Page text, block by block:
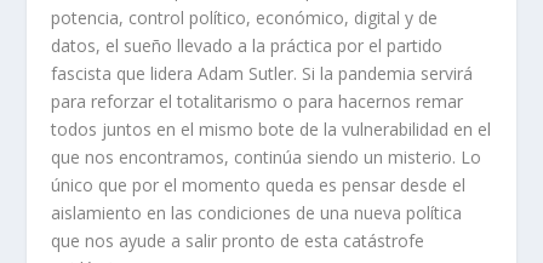
potencia, control político, económico, digital y de
datos, el sueño llevado a la práctica por el partido
fascista que lidera Adam Sutler. Si la pandemia servirá
para reforzar el totalitarismo o para hacernos remar
todos juntos en el mismo bote de la vulnerabilidad en el
que nos encontramos, continúa siendo un misterio. Lo
único que por el momento queda es pensar desde el
aislamiento en las condiciones de una nueva política
que nos ayude a salir pronto de esta catástrofe